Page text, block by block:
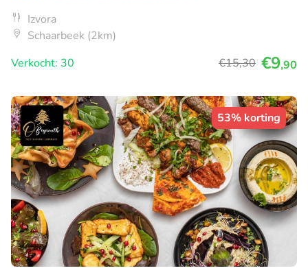
Izvora
Schaarbeek (2km)
Verkocht: 30
€15,30 €9,90
53% korting